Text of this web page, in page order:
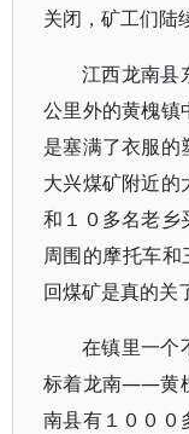
关闭，矿工们陆
江西龙南县
公里外的黄槐镇
是塞满了衣服的
大兴煤矿附近的
和１０多名老乡
周围的摩托车
回煤矿是真的关
在镇里一个
标着龙南――黄
南县有１０００